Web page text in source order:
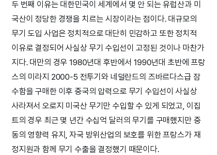
두 번째 이유는 대한민국이 세계에서 몇 안 되는 유럽산과 미
국산이 정당한 경쟁을 치르는 시장이라는 점이다. 대규모의
무기 도입 사업은 정치적으로 대단히 민감하고 또한 정치적
이유로 결정되어 사실상 무기 수입선이 고정된 것이나 마찬가
지다. 대만의 경우 1980년대 후반에서 1990년대 초반에 프랑
스의 미라지 2000-5 전투기와 네덜란드의 즈바르다스급 잠
수함을 구매한 이후 중국의 압력으로 무기 수입선이 사실상
사라져서 오로지 미국산 무기만 수입할 수 있게 되었고, 이집
트의 경우 최근 몇 년간 수십억 달러의 무기를 구매했지만 중
동의 영향력 유지, 자국 방위산업의 보호를 위한 프랑스가 재
정지원과 함께 무기 수출을 결정했기 때문이다.